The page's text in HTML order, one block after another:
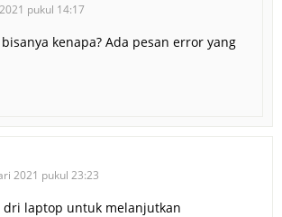
pukul 14:17
kenapa? Ada pesan error yang
2021 pukul 23:23
dri laptop untuk melanjutkan